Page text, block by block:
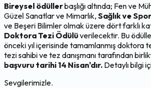
Bireysel ödüllerbaşlığı altında; Fen ve
Güzel Sanatlar ve Mimarlık, Sağlık ve
ve Beşeri Bilimler olmak üzere dört farklı
Doktora Tezi Ödülüverilecektir. Bu
önceki yıl içerisinde tamamlanmış doktora
tezi sahibi ve tez danışmanı tarafından
başvuru tarihi 14 Nisan'dır. Detaylı bilgi
Sevgilerimizle.